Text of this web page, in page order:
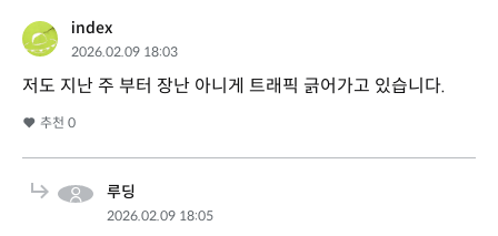
index
2026.02.09 18:03
저도 지난 주 부터 장난 아니게 트래픽 긁어가고 있습니다.
추천 0
루딩
2026.02.09 18:05